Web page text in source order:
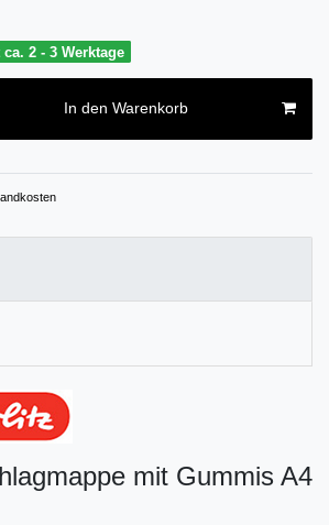
2 - 3 Werktage
In den Warenkorb
mit Gummis A4